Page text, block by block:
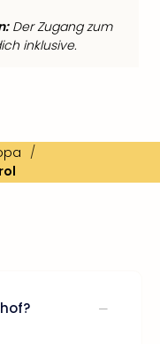
Der Zugang zum
inklusive.
/